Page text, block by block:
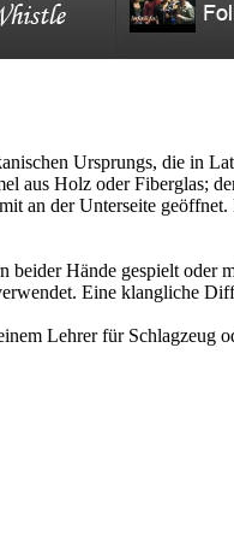
Ursprungs, die in
aus Holz oder Fiberglas;
an der Unterseite
beider Hände gespielt
Eine klangliche
Lehrer für Schlagzeug